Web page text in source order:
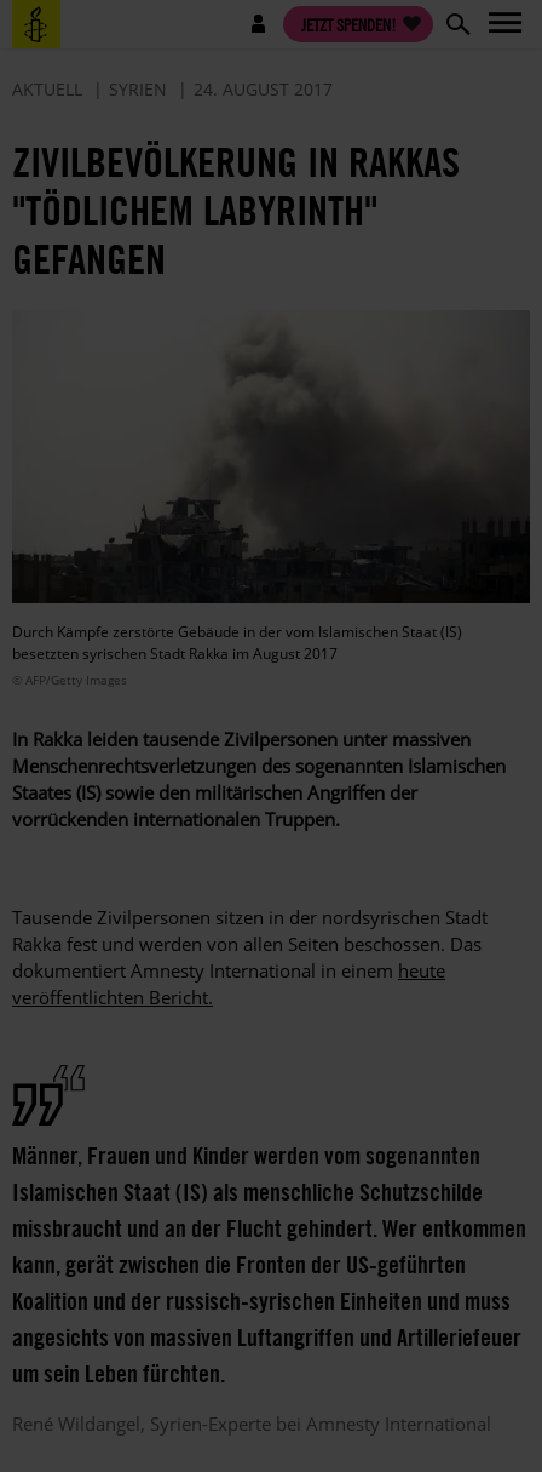
Direkt
zum
Benutzermenü JETZT SPENDEN!
AKTUELL SYRIEN 24. AUGUST 2017
ZIVILBEVÖLKERUNG IN RAKKAS
"TÖDLICHEM LABYRINTH"
GEFANGEN
Durch Kämpfe zerstörte Gebäude in der vom Islamischen Staat (IS)
besetzten syrischen Stadt Rakka im August 2017
© AFP/Getty Images
In Rakka leiden tausende Zivilpersonen unter massiven
Menschenrechtsverletzungen des sogenannten Islamischen
Staates (IS) sowie den militärischen Angriffen der
vorrückenden internationalen Truppen.
Tausende Zivilpersonen sitzen in der nordsyrischen Stadt
Rakka fest und werden von allen Seiten beschossen. Das
dokumentiert Amnesty International in einem heute
veröffentlichten Bericht.
Männer, Frauen und Kinder werden vom sogenannten
Islamischen Staat (IS) als menschliche Schutzschilde
missbraucht und an der Flucht gehindert. Wer entkommen
kann, gerät zwischen die Fronten der US-geführten
Koalition und der russisch-syrischen Einheiten und muss
angesichts von massiven Luftangriffen und Artilleriefeuer
um sein Leben fürchten.
René Wildangel Syrien-Experte bei Amnesty International